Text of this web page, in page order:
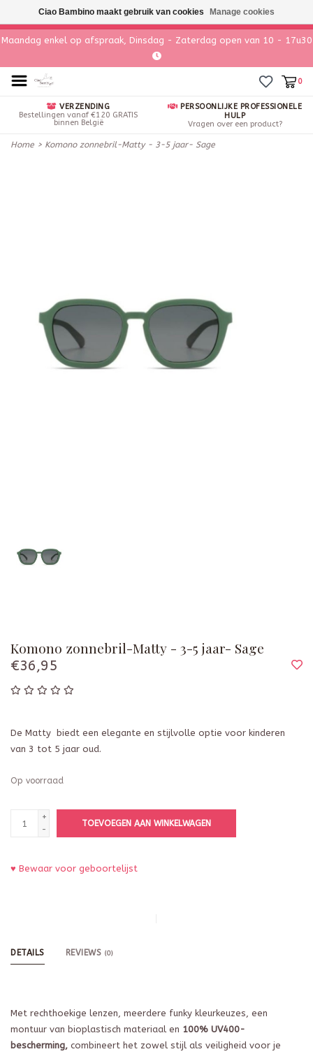
Maandag enkel op afspraak, Dinsdag - Zaterdag open van 10 - 17u30
0
VERZENDING
Bestellingen vanaf €120 GRATIS
binnen België
PERSOONLIJKE PROFESSIONELE
HULP
Vragen over een product?
Home > Komono zonnebril-Matty - 3-5 jaar- Sage
Komono zonnebril-Matty - 3-5 jaar- Sage
€36,95
De Matty biedt een elegante en stijlvolle optie voor kinderen
van 3 tot 5 jaar oud.
Op voorraad
+
-
TOEVOEGEN AAN WINKELWAGEN
♥ Bewaar voor geboortelijst
DETAILS REVIEWS (0)
Met rechthoekige lenzen, meerdere funky kleurkeuzes, een
montuur van bioplastisch materiaal en 100% UV400-
bescherming, combineert het zowel stijl als veiligheid voor je
Ciao Bambino maakt gebruik van cookies Manage cookies